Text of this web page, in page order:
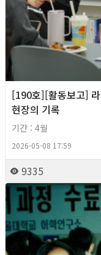
[190호][활동보고]
현장의 기록
기간 : 4월
2026-05-08 17:59
9335